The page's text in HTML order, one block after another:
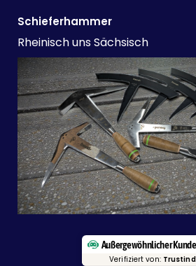
Schieferhammer
Rheinisch uns Sächsisch
Außergewöhnlicher
Verifiziert von: